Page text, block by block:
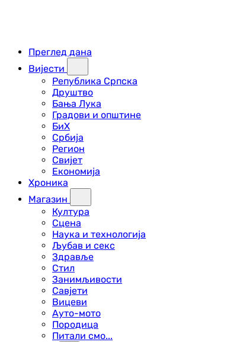
Преглед дана
Вијести
Република Српска
Друштво
Бања Лука
Градови и општине
БиХ
Србија
Регион
Свијет
Економија
Хроника
Магазин
Култура
Сцена
Наука и технологија
Љубав и секс
Здравље
Стил
Занимљивости
Савјети
Вицеви
Ауто-мото
Породица
Питали смо...